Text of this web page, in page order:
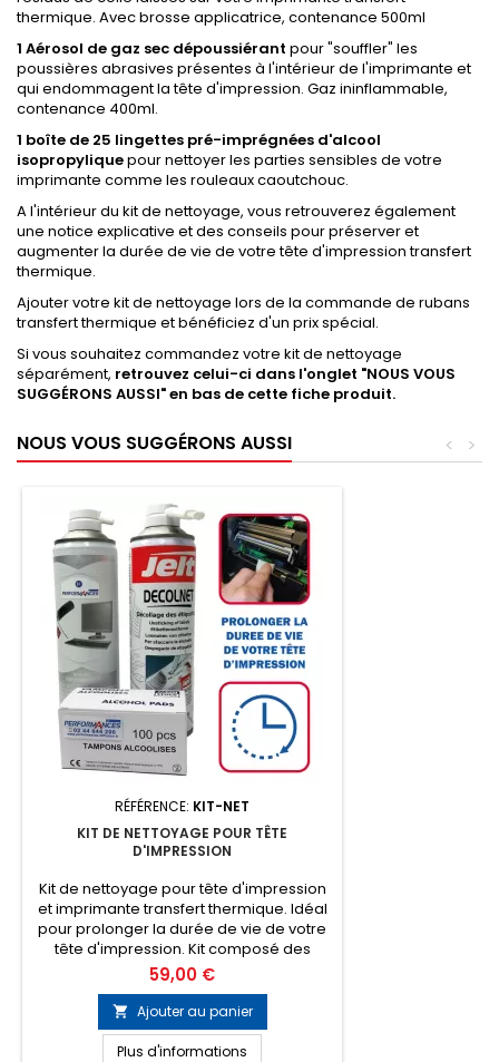
thermique. Avec brosse applicatrice, contenance 500ml
1 Aérosol de gaz sec dépoussiérant pour "souffler" les
poussières abrasives présentes à l'intérieur de l'imprimante et
qui endommagent la tête d'impression. Gaz ininflammable,
contenance 400ml.
1 boîte de 25 lingettes pré-imprégnées d'alcool
isopropyliquepour nettoyer les parties sensibles de votre
imprimante comme les rouleaux caoutchouc.
A l'intérieur du kit de nettoyage, vous retrouverez également
une notice explicative et des conseils pour préserver et
augmenter la durée de vie de votre tête d'impression transfert
thermique.
Ajouter votre kit de nettoyage lors de la commande de rubans
transfert thermique et bénéficiez d'un prix spécial.
Si vous souhaitez commandez votre kit de nettoyage
séparément, retrouvez celui-ci dans l'onglet "NOUS VOUS
SUGGÉRONS AUSSI" en bas de cette fiche produit.
NOUS VOUS SUGGÉRONS AUSSI >
<
RÉFÉRENCE: KIT-NET
KIT DE NETTOYAGE POUR TÊTE
D'IMPRESSION
Kit de nettoyage pour tête d'impression
et imprimante transfert thermique. Idéal
pour prolonger la durée de vie de votre
tête d'impression. Kit composé des
produits suivants : - 1 bombe aérosol de
décolle étiquettes - 1 bombe aérosol
d'air sec ininflammable - 1 boite de 100
lingettes pré-imprégnée d'alcool
isopropylique 70%
Prix
59,00 €
 Ajouter au panier
Plus d'informations